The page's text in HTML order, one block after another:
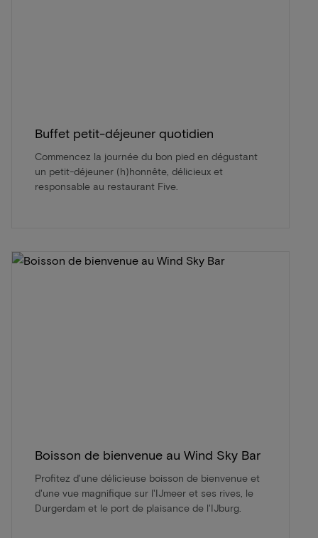
Buffet petit-déjeuner quotidien
Commencez la journée du bon pied en dégustant
un petit-déjeuner (h)honnête, délicieux et
responsable au restaurant Five.
Boisson de bienvenue au Wind Sky Bar
Profitez d'une délicieuse boisson de bienvenue et
d'une vue magnifique sur l'IJmeer et ses rives, le
Durgerdam et le port de plaisance de l'IJburg.